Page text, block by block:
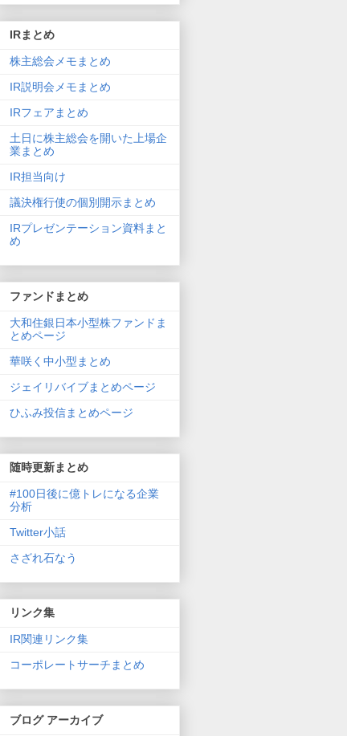
IRまとめ
株主総会メモまとめ
IR説明会メモまとめ
IRフェアまとめ
土日に株主総会を開いた上場企
業まとめ
IR担当向け
議決権行使の個別開示まとめ
IRプレゼンテーション資料まと
め
ファンドまとめ
大和住銀日本小型株ファンドま
とめページ
華咲く中小型まとめ
ジェイリバイブまとめページ
ひふみ投信まとめページ
随時更新まとめ
#100日後に億トレになる企業
分析
Twitter小話
さざれ石なう
リンク集
IR関連リンク集
コーポレートサーチまとめ
ブログ アーカイブ